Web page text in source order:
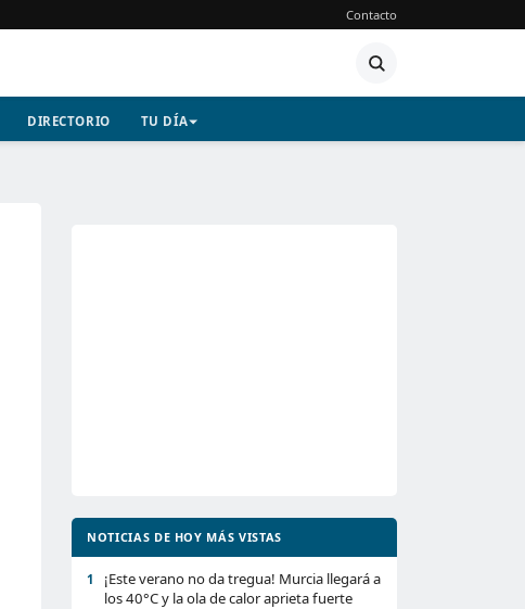
Contacto
DIRECTORIO TU DÍA
NOTICIAS DE HOY MÁS VISTAS
1
¡Este verano no da tregua! Murcia llegará a
los 40°C y la ola de calor aprieta fuerte